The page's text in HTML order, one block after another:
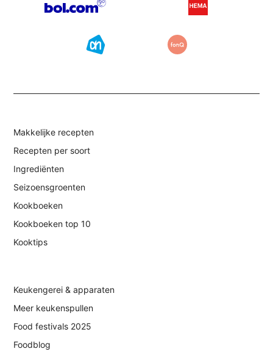
Makkelijke recepten
Recepten per soort
Ingrediënten
Seizoensgroenten
Kookboeken
Kookboeken top 10
Kooktips
Keukengerei & apparaten
Meer keukenspullen
Food festivals 2025
Foodblog